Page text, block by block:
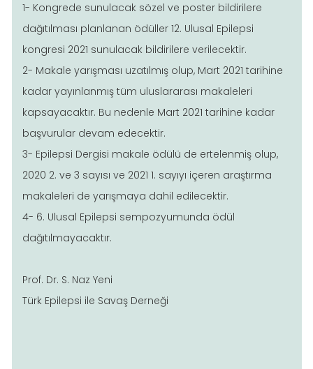
1- Kongrede sunulacak sözel ve poster bildirilere
dağıtılması planlanan ödüller 12. Ulusal Epilepsi
kongresi 2021 sunulacak bildirilere verilecektir.
2- Makale yarışması uzatılmış olup, Mart 2021 tarihine
kadar yayınlanmış tüm uluslararası makaleleri
kapsayacaktır. Bu nedenle Mart 2021 tarihine kadar
başvurular devam edecektir.
3- Epilepsi Dergisi makale ödülü de ertelenmiş olup,
2020 2. ve 3 sayısı ve 2021 1. sayıyı içeren araştırma
makaleleri de yarışmaya dahil edilecektir.
4- 6. Ulusal Epilepsi sempozyumunda ödül
dağıtılmayacaktır.
Prof. Dr. S. Naz Yeni
Türk Epilepsi ile Savaş Derneği